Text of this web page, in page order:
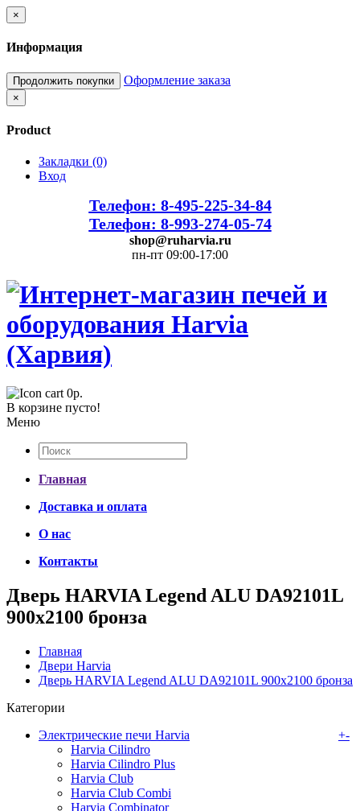
×
Информация
Продолжить покупки Оформление заказа
×
Product
Закладки (0)
Вход
Телефон: 8-495-225-34-84
Телефон: 8-993-274-05-74
shop@ruharvia.ru
пн-пт 09:00-17:00
0р.
В корзине пусто!
Меню
Главная
Доставка и оплата
О нас
Контакты
Дверь HARVIA Legend ALU DA92101L
900х2100 бронза
Главная
Двери Harvia
Дверь HARVIA Legend ALU DA92101L 900х2100 бронза
Категории
Электрические печи Harvia
+-
Harvia Cilindro
Harvia Cilindro Plus
Harvia Club
Harvia Club Combi
Harvia Combinator